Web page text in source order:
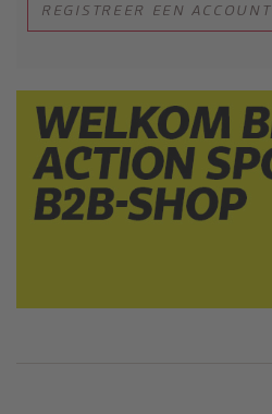
REGISTREER EEN ACCOUNT